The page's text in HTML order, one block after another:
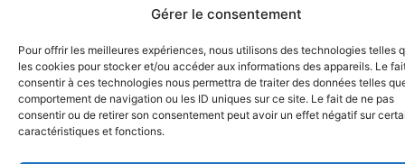
Gérer le consentement
Pour offrir les meilleures expériences, nous utilisons des technologies telles
les cookies pour stocker et/ou accéder aux informations des appareils. Le
consentir à ces technologies nous permettra de traiter des données telles
comportement de navigation ou les ID uniques sur ce site. Le fait de ne pas
consentir ou de retirer son consentement peut avoir un effet négatif sur
caractéristiques et fonctions.
leur sera ensuite adressée…
(Communiqué)